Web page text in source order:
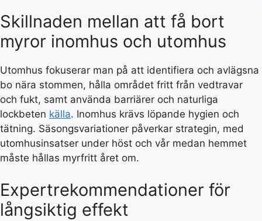
Skillnaden mellan att få bort
myror inomhus och utomhus
Utomhus fokuserar man på att identifiera och avlägsna
bo nära stommen, hålla området fritt från vedtravar
och fukt, samt använda barriärer och naturliga
lockbeten källa. Inomhus krävs löpande hygien och
tätning. Säsongsvariationer påverkar strategin, med
utomhusinsatser under höst och vår medan hemmet
måste hållas myrfritt året om.
Expertrekommendationer för
långsiktig effekt